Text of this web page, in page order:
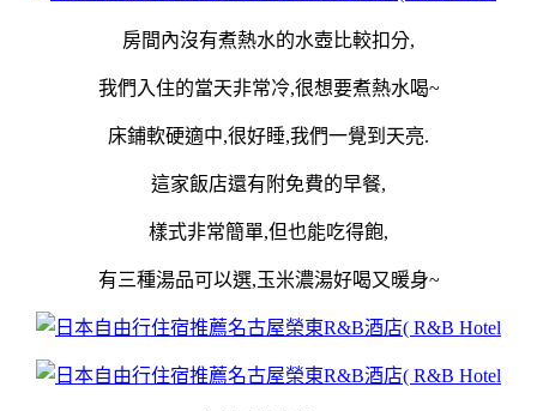
房間內沒有煮熱水的水壺比較扣分,
我們入住的當天非常冷,很想要煮熱水喝~
床鋪軟硬適中,很好睡,我們一覺到天亮.
這家飯店還有附免費的早餐,
樣式非常簡單,但也能吃得飽,
有三種湯品可以選,玉米濃湯好喝又暖身~